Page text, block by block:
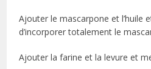
Ajouter le mascarpone et l’huile
d’incorporer totalement le
Ajouter la farine et la levure et